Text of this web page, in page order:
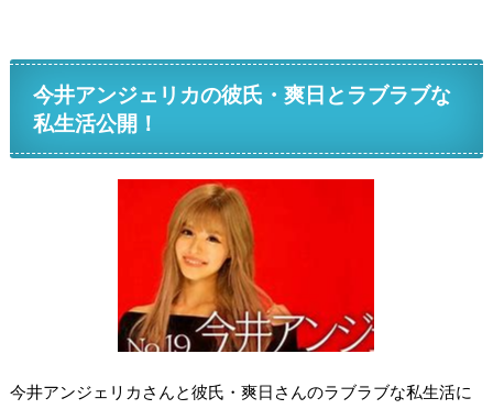
今井アンジェリカの彼氏・爽日とラブラブな
私生活公開！
今井アンジェリカさんと彼氏・爽日さんのラブラブな私生活に